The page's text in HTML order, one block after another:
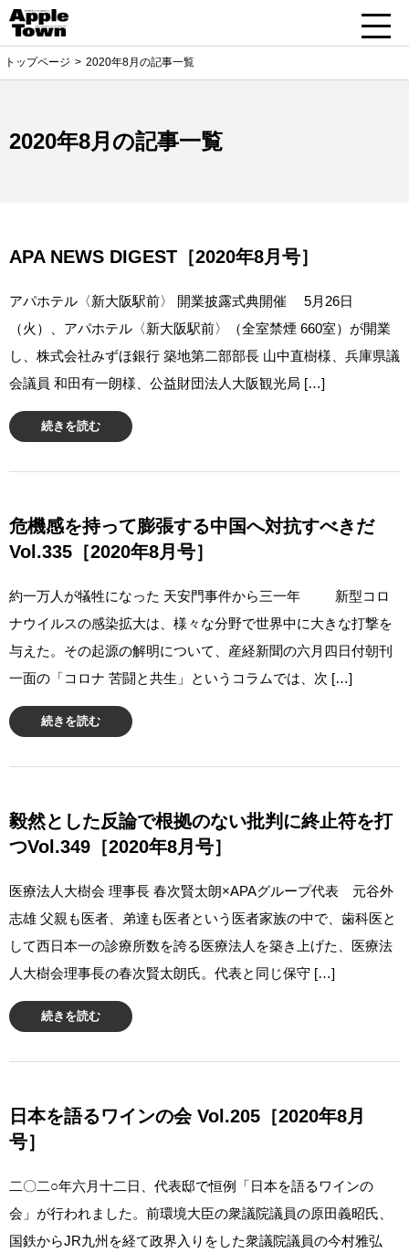
トップページ 2020年8月の記事一覧
2020年8月の記事一覧
APA NEWS DIGEST［2020年8月号］
アパホテル〈新大阪駅前〉 開業披露式典開催 5月26日
（火）、アパホテル〈新大阪駅前〉（全室禁煙 660室）が開業
し、株式会社みずほ銀行 築地第二部部長 山中直樹様、兵庫県議
会議員 和田有一朗様、公益財団法人大阪観光局 […]
続きを読む
危機感を持って膨張する中国へ対抗すべきだ
Vol.335［2020年8月号］
約一万人が犠牲になった 天安門事件から三一年 新型コロ
ナウイルスの感染拡大は、様々な分野で世界中に大きな打撃を
与えた。その起源の解明について、産経新聞の六月四日付朝刊
一面の「コロナ 苦闘と共生」というコラムでは、次 […]
続きを読む
毅然とした反論で根拠のない批判に終止符を打
つVol.349［2020年8月号］
医療法人大樹会 理事長 春次賢太朗×APAグループ代表 元谷外
志雄 父親も医者、弟達も医者という医者家族の中で、歯科医と
して西日本一の診療所数を誇る医療法人を築き上げた、医療法
人大樹会理事長の春次賢太朗氏。代表と同じ保守 […]
続きを読む
日本を語るワインの会 Vol.205［2020年8月
号］
二〇二○年六月十二日、代表邸で恒例「日本を語るワインの
会」が行われました。前環境大臣の衆議院議員の原田義昭氏、
国鉄からJR九州を経て政界入りをした衆議院議員の今村雅弘